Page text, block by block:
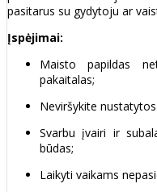
pasitarus su gydytoju ar
Įspėjimai:
Maisto papildas
pakaitalas;
Neviršykite
Svarbu įvairi ir
būdas;
Laikyti vaikams